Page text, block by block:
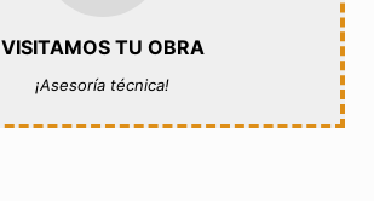
VISITAMOS TU OBRA
¡Asesoría técnica!
CONTÁCTANOS
Con atención personalizada